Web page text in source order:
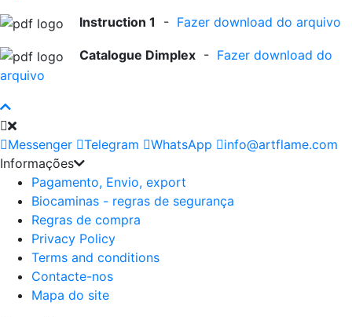
Instruction 1 - Fazer download do arquivo
Catalogue Dimplex - Fazer download do
arquivo
Messenger Telegram WhatsApp
info@artflame.com
Informações
Pagamento, Envio, export
Biocaminas - regras de segurança
Regras de compra
Privacy Policy
Terms and conditions
Contacte-nos
Mapa do site